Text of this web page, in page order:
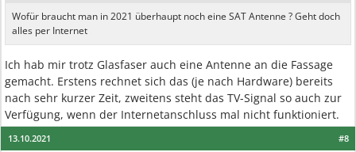
Wofür braucht man in 2021 überhaupt noch eine SAT Antenne ? Geht doch
alles per Internet
Ich hab mir trotz Glasfaser auch eine Antenne an die Fassage
gemacht. Erstens rechnet sich das (je nach Hardware) bereits
nach sehr kurzer Zeit, zweitens steht das TV-Signal so auch zur
Verfügung, wenn der Internetanschluss mal nicht funktioniert.
#8
13.10.2021